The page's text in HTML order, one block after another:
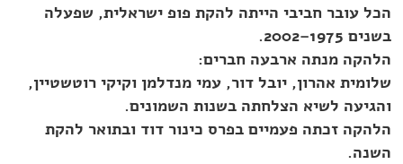
הכל עובר חביבי הייתה להקת פופ ישראלית, שפעלה
בשנים 1975–2002.
הלהקה מנתה ארבעה חברים:
שלומית אהרון, יובל דור, עמי מנדלמן וקיקי רוטשטיין,
והגיעה לשיא הצלחתה בשנות השמונים.
הלהקה זכתה פעמיים בפרס כינור דוד ובתואר להקת
השנה.